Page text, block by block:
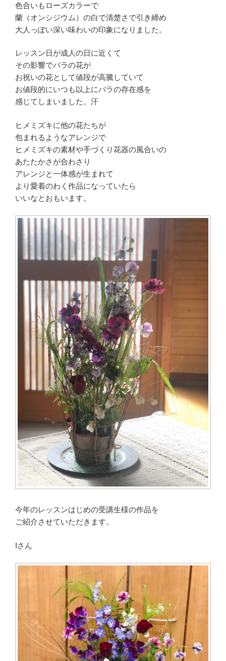
色合いもローズカラーで
蘭（オンシジウム）の白で清楚さで引き締め
大人っぽい深い味わいの印象になりました。
レッスン日が成人の日に近くて
その影響でバラの花が
お祝いの花として値段が高騰していて
お値段的にいつも以上にバラの存在感を
感じてしまいました。汗
ヒメミズキに他の花たちが
包まれるようなアレンジで
ヒメミズキの素材や手づくり花器の風合いの
あたたかさが合わさり
アレンジと一体感が生まれて
より愛着のわく作品になっていたら
いいなとおもいます。
今年のレッスンはじめの受講生様の作品を
ご紹介させていただきます。
Iさん